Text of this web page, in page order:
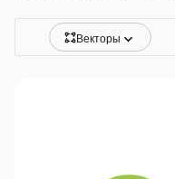
Векторы